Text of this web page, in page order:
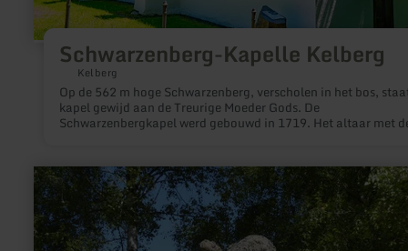
Schwarzenberg-Kapelle Kelberg
Kelberg
Op de 562 m hoge Schwarzenberg, verscholen in het bos,
kapel gewijd aan de Treurige Moeder Gods. De
Schwarzenbergkapel werd gebouwd in 1719. Het altaar met
meer
informatie
over:
Weißenseifen
Künstlersiedlung